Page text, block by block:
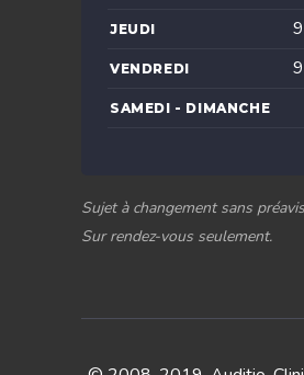
JEUDI
VENDREDI
SAMEDI - DIMANCHE
Sujet à changement sans
Sur rendez-vous seulement.